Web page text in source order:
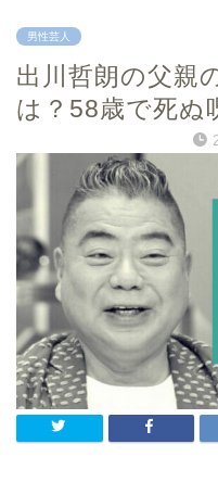
男性芸人
出川哲朗の父親
は？58歳で死ぬ